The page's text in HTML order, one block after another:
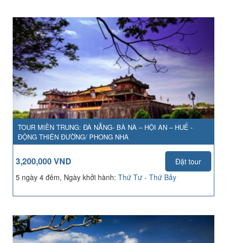
TOUR MIỀN TRUNG: ĐÀ NẴNG- BÀ NÀ – HỘI AN – HUẾ -
ĐỘNG THIÊN ĐƯỜNG/ PHONG NHA
3,200,000 VND
Đặt tour
5 ngày 4 đêm, Ngày khởi hành: Thứ Tư - Thứ Bảy